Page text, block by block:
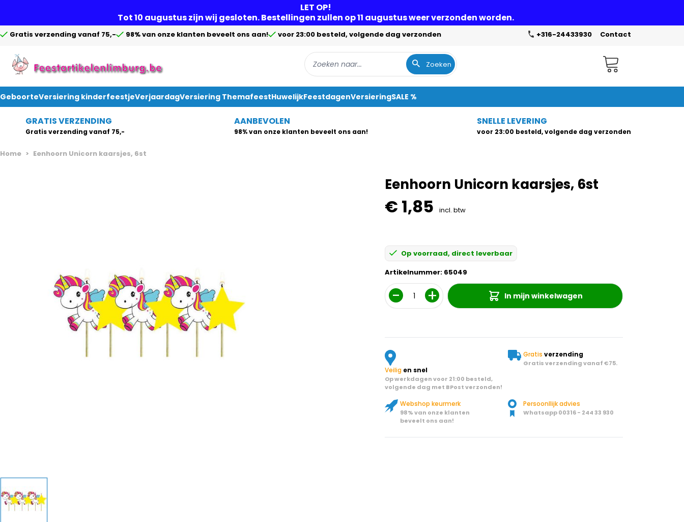
LET OP!
Tot 10 augustus zijn wij gesloten. Bestellingen zullen op 11 augustus weer verzonden worden.
Gratis verzending vanaf 75,- 98% van onze klanten beveelt ons aan! voor 23:00 besteld, volgende dag verzonden +316-24433930 Contact
Zoeken Winkelwagen
GeboorteVersiering kinderfeestjeVerjaardagVersiering ThemafeestHuwelijkFeestdagenVersieringSALE %
GRATIS VERZENDING
Gratis verzending vanaf 75,-
AANBEVOLEN
98% van onze klanten beveelt ons aan!
SNELLE LEVERING
voor 23:00 besteld, volgende dag verzonden
Home > Eenhoorn Unicorn kaarsjes, 6st
Eenhoorn Unicorn kaarsjes, 6st
€ 1,85 incl. btw
Op voorraad, direct leverbaar
Artikelnummer: 65049
Aantal
In mijn winkelwagen
Veilig en snel
Op werkdagen voor 21:00 besteld,
volgende dag met BPost verzonden!
Gratis verzending
Gratis verzending vanaf €75.
Webshop keurmerk
98% van onze klanten
beveelt ons aan!
Persoonllijk advies
Whatsapp 00316 - 244 33 930